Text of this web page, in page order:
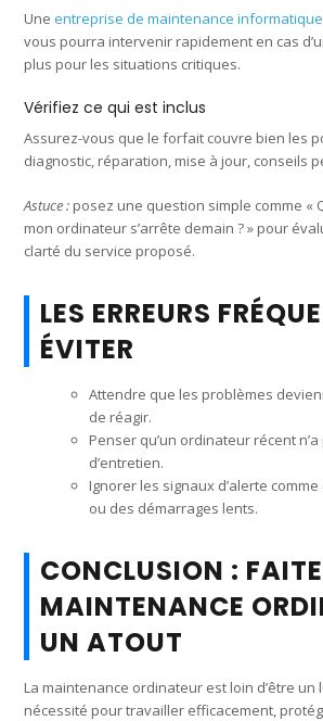
Uneentreprise de maintenance informatique
vous pourra intervenir rapidement en cas
plus pour les situations critiques.
Vérifiez ce qui est inclus
Assurez-vous que le forfait couvre bien les
diagnostic, réparation, mise à jour, conseils
Astuce : posez une question simple comme «
mon ordinateur s’arrête demain ? » pour
clarté du service proposé.
LES ERREURS
ÉVITER
Attendre que les problèmes
de réagir.
Penser qu’un ordinateur récent
d’entretien.
Ignorer les signaux d’alerte
ou des démarrages lents.
CONCLUSION :
MAINTENANCE
UN ATOUT
La maintenance ordinateur est loin d’être un
nécessité pour travailler efficacement,